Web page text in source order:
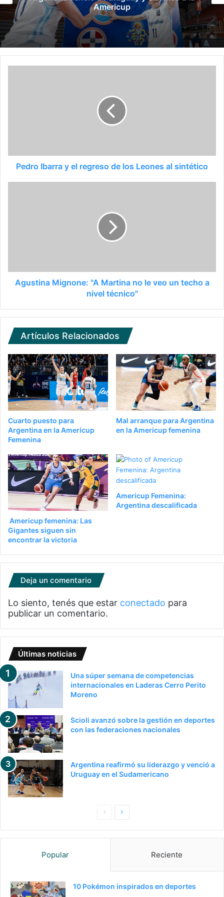
Americup
Pedro Ibarra y el regreso de los Leones al sintético
Agustina Mignone: "A Martina no le veo un techo a
nivel técnico"
Artículos Relacionados
Cuarto puesto para
Argentina en la Americup
Femenina
Mal arranque para Argentina
en la Americup femenina
Americup femenina: Las
Gigantes siguen sin
encontrar la victoria
Americup Femenina:
Argentina descalificada
Deja un comentario
Lo siento, tenés que estar conectado para
publicar un comentario.
Últimas noticias
Una súper semana de competencias
internacionales en Laderas Cerro Perito
Moreno
Scioli avanzó sobre la gestión en deportes
con las federaciones nacionales
Argentina reafirmó su liderazgo y venció a
Uruguay en el Sudamericano
PaginaSiguiente
Popular Reciente
10 Pokémon inspirados en deportes